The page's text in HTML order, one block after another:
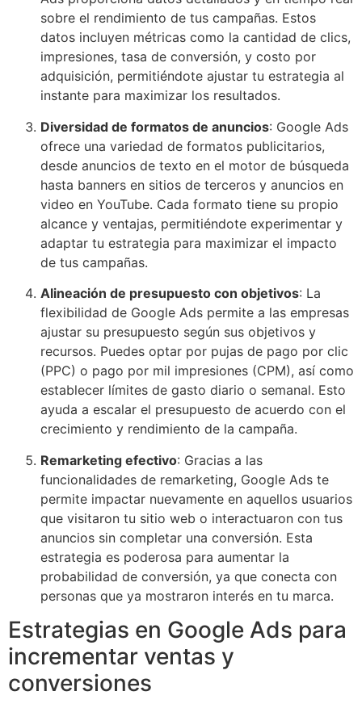
sobre el rendimiento de tus campañas. Estos
datos incluyen métricas como la cantidad de clics,
impresiones, tasa de conversión, y costo por
adquisición, permitiéndote ajustar tu estrategia al
instante para maximizar los resultados.
Diversidad de formatos de anuncios: Google Ads
ofrece una variedad de formatos publicitarios,
desde anuncios de texto en el motor de búsqueda
hasta banners en sitios de terceros y anuncios en
video en YouTube. Cada formato tiene su propio
alcance y ventajas, permitiéndote experimentar y
adaptar tu estrategia para maximizar el impacto
de tus campañas.
Alineación de presupuesto con objetivos: La
flexibilidad de Google Ads permite a las empresas
ajustar su presupuesto según sus objetivos y
recursos. Puedes optar por pujas de pago por clic
(PPC) o pago por mil impresiones (CPM), así como
establecer límites de gasto diario o semanal. Esto
ayuda a escalar el presupuesto de acuerdo con el
crecimiento y rendimiento de la campaña.
Remarketing efectivo: Gracias a las
funcionalidades de remarketing, Google Ads te
permite impactar nuevamente en aquellos usuarios
que visitaron tu sitio web o interactuaron con tus
anuncios sin completar una conversión. Esta
estrategia es poderosa para aumentar la
probabilidad de conversión, ya que conecta con
personas que ya mostraron interés en tu marca.
Estrategias en Google Ads para
incrementar ventas y
conversiones